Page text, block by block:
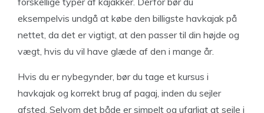
eksempelvis undgå at købe den billigste havkajak på
nettet, da det er vigtigt, at den passer til din højde og
vægt, hvis du vil have glæde af den i mange år.
Hvis du er nybegynder, bør du tage et kursus i
havkajak og korrekt brug af pagaj, inden du sejler
afsted. Selvom det både er simpelt og ufarligt at sejle i